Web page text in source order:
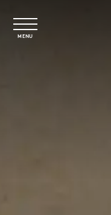
MENU